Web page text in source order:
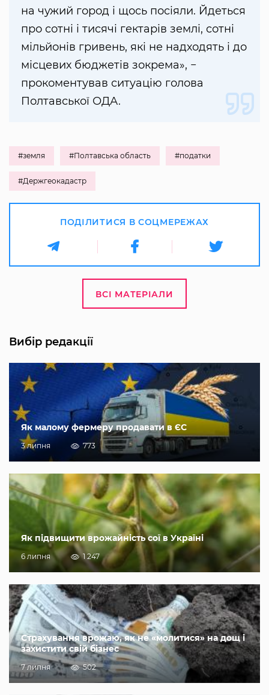
на чужий город і щось посіяли. Йдеться
про сотні і тисячі гектарів землі, сотні
мільйонів гривень, які не надходять і до
місцевих бюджетів зокрема», −
прокоментував ситуацію голова
Полтавської ОДА.
#земля #Полтавська область #податки
#Держгеокадастр
ПОДІЛИТИСЯ В СОЦМЕРЕЖАХ
ВСІ МАТЕРІАЛИ
Вибір редакції
Як малому фермеру продавати в ЄС
3 липня 773
Як підвищити врожайність сої в Україні
6 липня 1 247
Страхування врожаю, як не «молитися» на дощ і
захистити свій бізнес
7 липня 502